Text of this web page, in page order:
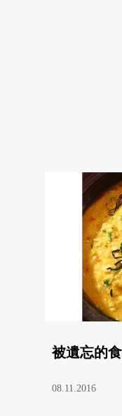
被遺忘的
08.11.2016